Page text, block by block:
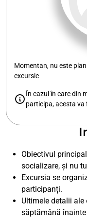
Momentan, nu este
excursie
În cazul în care din
participa, acesta va
Obiectivul
socializare, și nu
Excursia se
participanți.
Ultimele detalii
săptămână